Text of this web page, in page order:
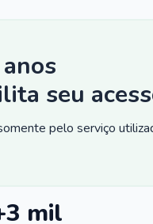
seu
pelo serviço
mil